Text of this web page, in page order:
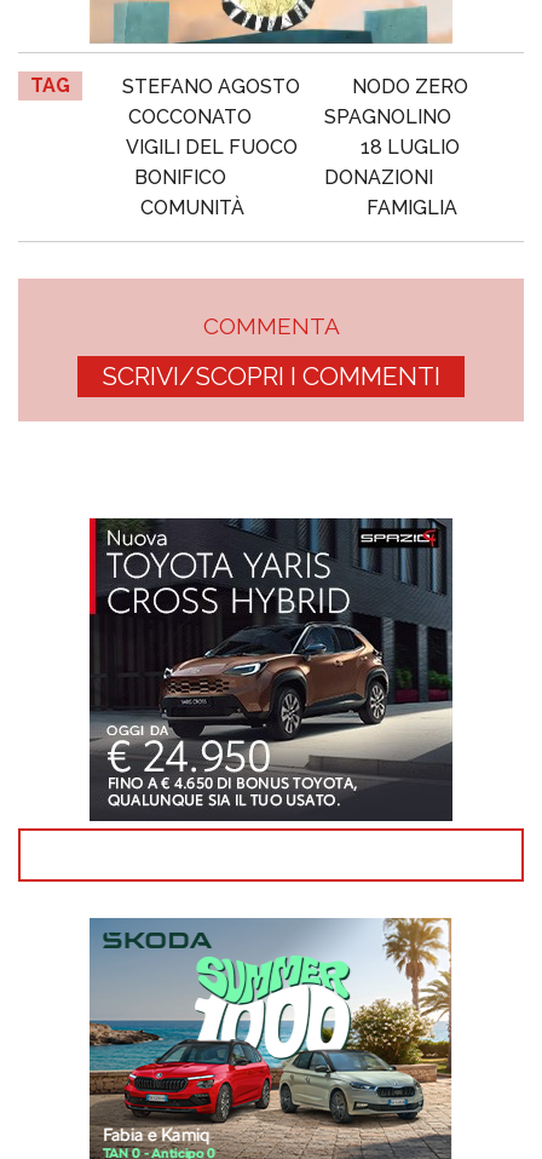
TAG STEFANO AGOSTO
NODO ZERO
COCCONATO
SPAGNOLINO
VIGILI DEL FUOCO
18 LUGLIO
BONIFICO
DONAZIONI
COMUNITÀ
FAMIGLIA
COMMENTA
SCRIVI/SCOPRI I COMMENTI